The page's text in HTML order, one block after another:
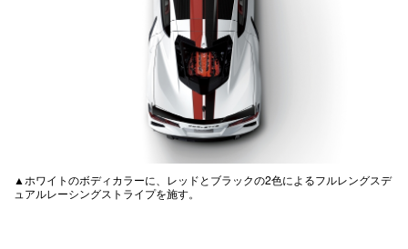
▲ホワイトのボディカラーに、レッドとブラックの2色によるフルレングスデ
ュアルレーシングストライプを施す。